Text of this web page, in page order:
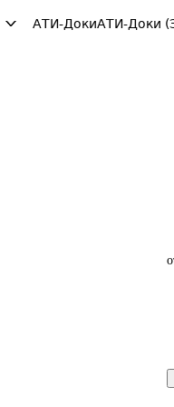
АТИ-ДокиАТИ-Доки